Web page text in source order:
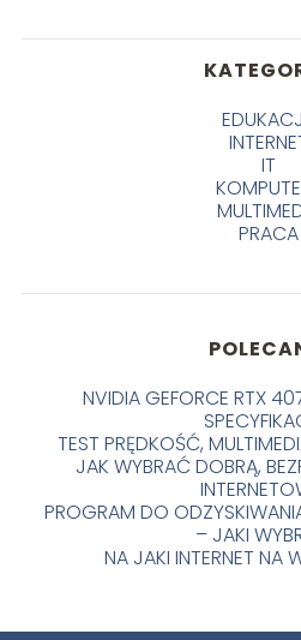
IT
PRACA
NVIDIA GEFORCE RTX
TEST PRĘDKOŚĆ,
JAK WYBRAĆ DOBRĄ,
PROGRAM DO
– JAKI
NA JAKI INTERNET NA